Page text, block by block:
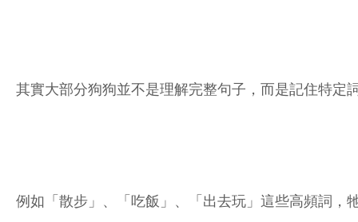
其實大部分狗狗並不是理解完整句子，而是記住特定
例如「散步」、「吃飯」、「出去玩」這些高頻詞，